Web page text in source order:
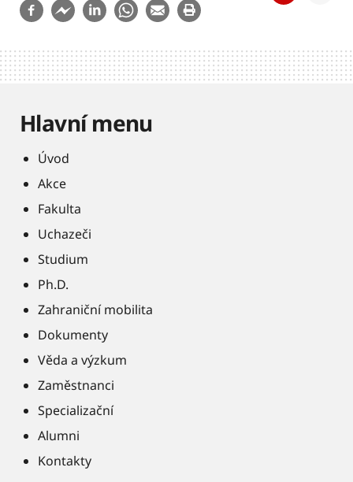
Hlavní menu
Úvod
Akce
Fakulta
Uchazeči
Studium
Ph.D.
Zahraniční mobilita
Dokumenty
Věda a výzkum
Zaměstnanci
Specializační
Alumni
Kontakty